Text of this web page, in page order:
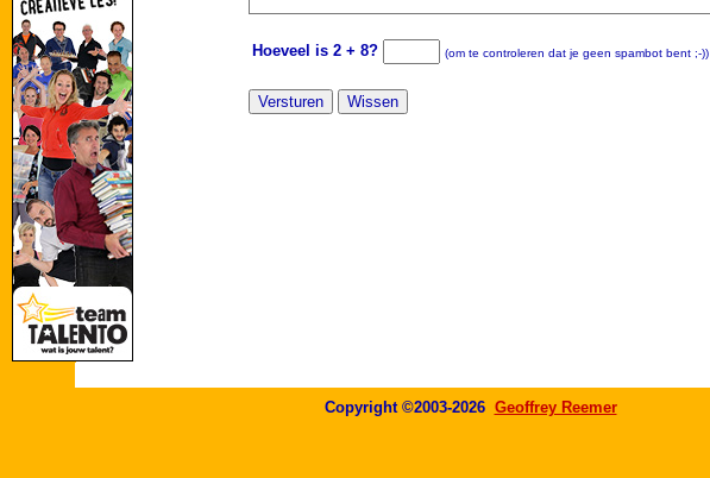
Hoeveel is 2 + 8? (om te controleren dat je geen spambot bent ;-))
Copyright ©2003-2026 Geoffrey Reemer